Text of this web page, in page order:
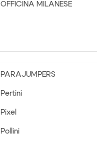
OFFICINA MILANESE
PARAJUMPERS
Pertini
Pixel
Pollini